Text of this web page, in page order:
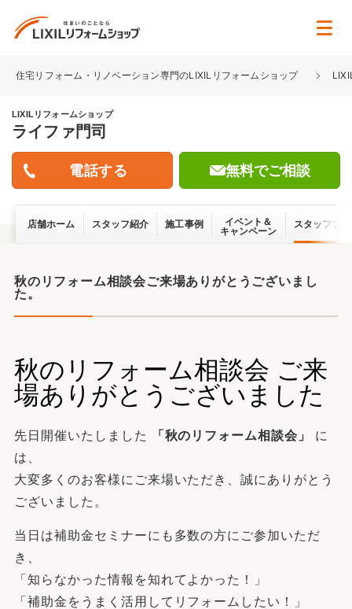
住宅リフォーム・リノベーション専門のLIXILリフォームショップ
LIXILリフォームショップ
ライファ門司
無料でご相談
店舗ホーム スタッフ紹介 施工事例
イベント＆
キャンペーン
スタッフブ
秋のリフォーム相談会ご来場ありがとうございまし
た。
秋のリフォーム相談会 ご来
場ありがとうございました
先日開催いたしました 「秋のリフォーム相談会」
に
は、
大変多くのお客様にご来場いただき、誠にありがとう
ございました。
当日は補助金セミナーにも多数の方にご参加いただ
き、
「知らなかった情報を知れてよかった！」
「補助金をうまく活用してリフォームしたい！」